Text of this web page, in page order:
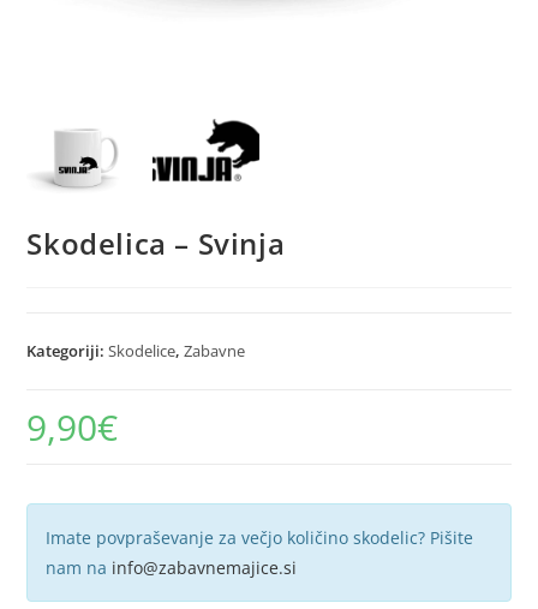
Skodelica – Svinja
Kategoriji:Skodelice,Zabavne
9,90€
Imate povpraševanje za večjo količino skodelic? Pišite
nam na info@zabavnemajice.si